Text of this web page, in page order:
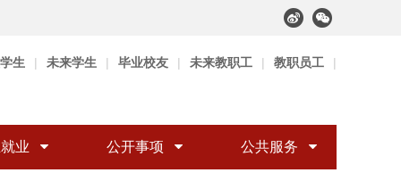
生 | 未来学生 | 毕业校友 | 未来教职工 | 教职员工 |
业 公开事项 公共服务